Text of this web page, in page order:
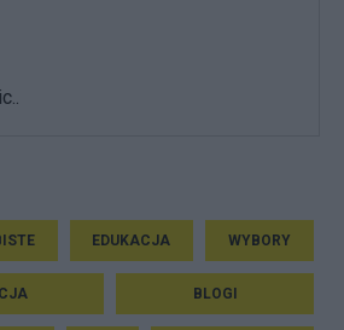
EDUKACJA WYBORY
BLOGI